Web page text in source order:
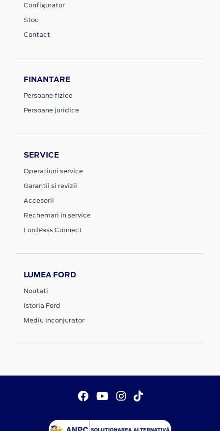
Configurator
Stoc
Contact
FINANTARE
Persoane fizice
Persoane juridice
SERVICE
Operatiuni service
Garantii si revizii
Accesorii
Rechemari in service
FordPass Connect
LUMEA FORD
Noutati
Istoria Ford
Mediu inconjurator